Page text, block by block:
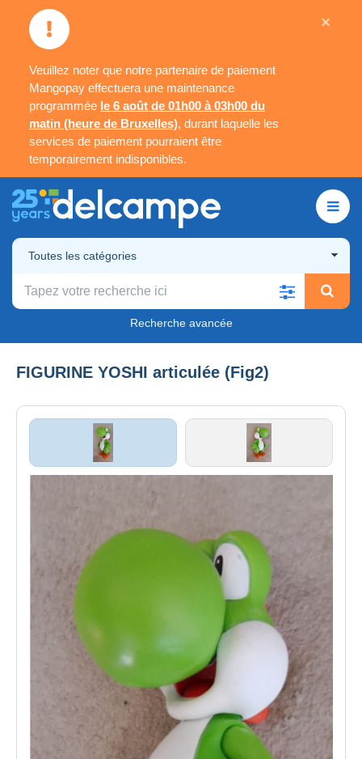
Veuillez noter que notre partenaire de paiement
Mangopay effectuera une maintenance
programmée le 6 août de 01h00 à 03h00 du
matin (heure de Bruxelles), durant laquelle les
services de paiement pourraient être
temporairement indisponibles.
×
Toutes les catégories
Recherche avancée
FIGURINE YOSHI articulée (Fig2)